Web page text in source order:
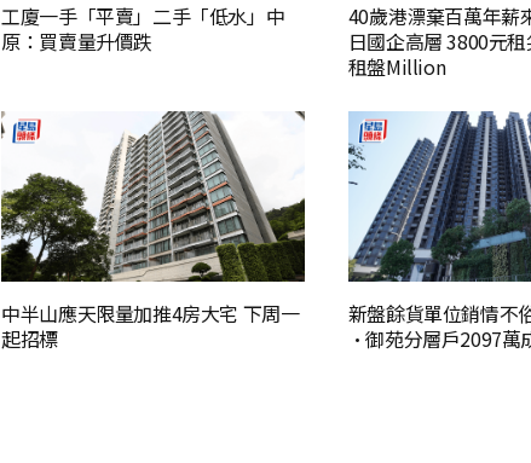
工廈一手「平賣」二手「低水」中
原：買賣量升價跌
40歲港漂棄百萬年薪
日國企高層 3800元租
租盤Million
中半山應天限量加推4房大宅 下周一
起招標
新盤餘貨單位銷情不
·御苑分層戶2097萬